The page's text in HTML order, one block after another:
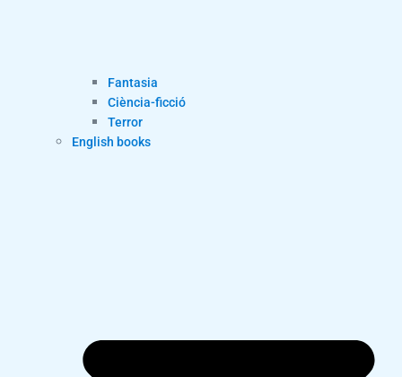
Fantasia
Ciència-ficció
Terror
English books